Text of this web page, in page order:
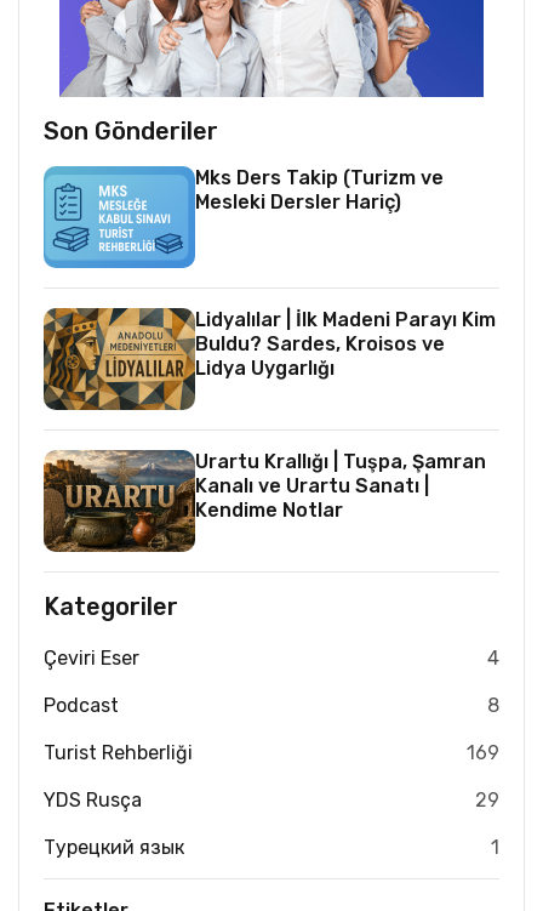
Son Gönderiler
Mks Ders Takip (Turizm ve
Mesleki Dersler Hariç)
Lidyalılar | İlk Madeni Parayı Kim
Buldu? Sardes, Kroisos ve
Lidya Uygarlığı
Urartu Krallığı | Tuşpa, Şamran
Kanalı ve Urartu Sanatı |
Kendime Notlar
Kategoriler
Çeviri Eser 4
Podcast 8
Turist Rehberliği 169
YDS Rusça 29
Турецкий язык 1